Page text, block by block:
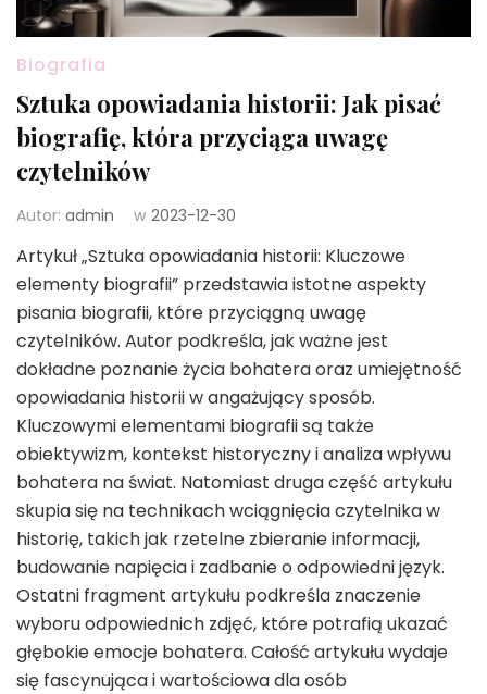
Biografia
Sztuka opowiadania historii: Jak pisać
biografię, która przyciąga uwagę
czytelników
Autor: admin w 2023-12-30
Artykuł „Sztuka opowiadania historii: Kluczowe
elementy biografii” przedstawia istotne aspekty
pisania biografii, które przyciągną uwagę
czytelników. Autor podkreśla, jak ważne jest
dokładne poznanie życia bohatera oraz umiejętność
opowiadania historii w angażujący sposób.
Kluczowymi elementami biografii są także
obiektywizm, kontekst historyczny i analiza wpływu
bohatera na świat. Natomiast druga część artykułu
skupia się na technikach wciągnięcia czytelnika w
historię, takich jak rzetelne zbieranie informacji,
budowanie napięcia i zadbanie o odpowiedni język.
Ostatni fragment artykułu podkreśla znaczenie
wyboru odpowiednich zdjęć, które potrafią ukazać
głębokie emocje bohatera. Całość artykułu wydaje
się fascynująca i wartościowa dla osób